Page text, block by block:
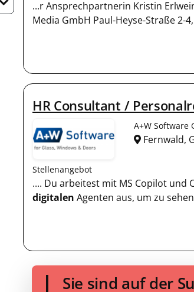
...r Ansprechpartnerin Kristin
Media GmbH Paul-Heyse-Straße 2-
HR Consultant /
A+W Software
Fernwald,
Stellenangebot
.... Du arbeitest mit MS Copilot
digitalen Agenten aus, um zu
Sie sind auf der